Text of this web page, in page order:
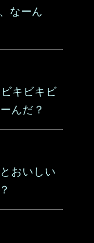
なーん
キビキビ
んだ？
おいしい